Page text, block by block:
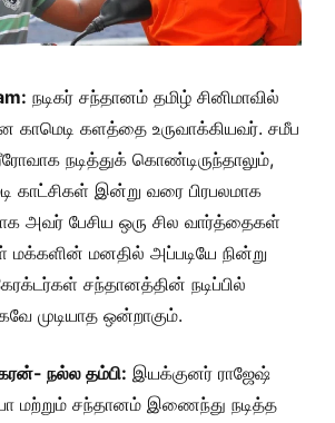
நடிகர் சந்தானம் தமிழ் சினிமாவில்
காமெடி களத்தை உருவாக்கியவர். சமீப
நடித்துக் கொண்டிருந்தாலும்,
காட்சிகள் இன்று வரை பிரபலமாக
அவர் பேசிய ஒரு சில வார்த்தைகள்
மக்களின் மனதில் அப்படியே நின்று
சந்தானத்தின் நடிப்பில்
முடியாத ஒன்றாகும்.
நல்ல தம்பி: இயக்குனர் ராஜேஷ்
மற்றும் சந்தானம் இணைந்து நடித்த